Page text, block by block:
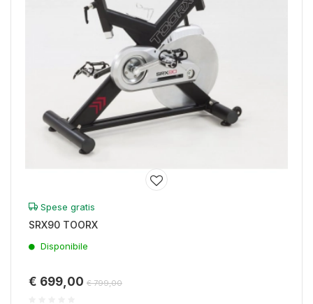
Spese gratis
SRX90 TOORX
Disponibile
€ 699,00 € 799,00